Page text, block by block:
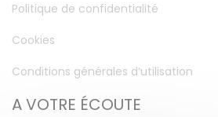
Politique de confidentialité
Cookies
Conditions générales d’utilisation
A VOTRE ÉCOUTE